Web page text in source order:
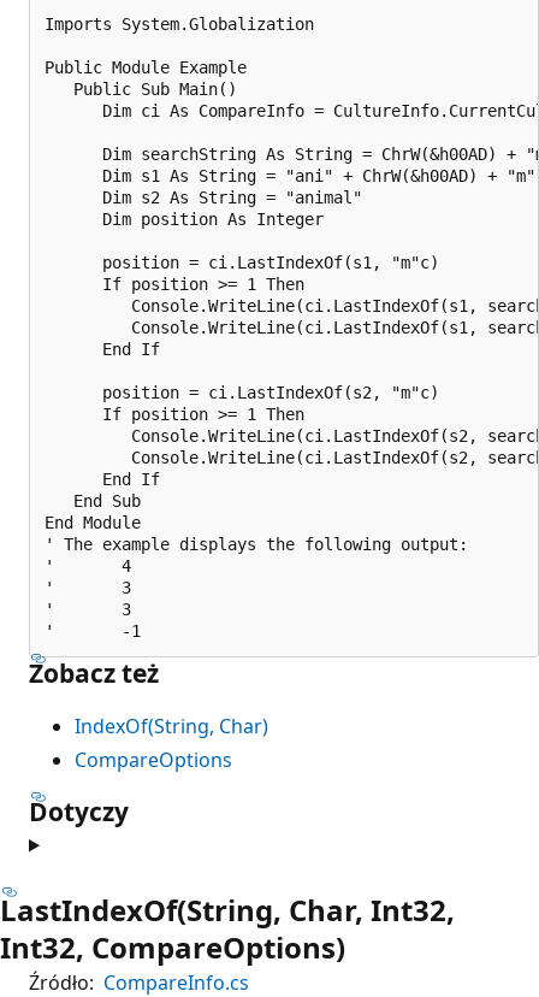
Imports System.Globalization
Public Module Example
   Public Sub Main()
Dim ci As CompareInfo =
Dim searchString As String = ChrW(&h00AD) +
Dim s1 As String = "ani" + ChrW(&h00AD) +
      Dim s2 As String = "animal"
      Dim position As Integer
      position = ci.LastIndexOf(s1, "m"c)
      If position >= 1 Then
Console.WriteLine(ci.LastIndexOf(s1,
Console.WriteLine(ci.LastIndexOf(s1,
      End If
      position = ci.LastIndexOf(s2, "m"c)
      If position >= 1 Then
Console.WriteLine(ci.LastIndexOf(s2,
Console.WriteLine(ci.LastIndexOf(s2,
      End If
   End Sub
End Module
' The example displays the following output:
'       4
'       3
'       3
Zobacz też
IndexOf(String, Char)
CompareOptions
Dotyczy
LastIndexOf(String, Char, Int32,
Int32, CompareOptions)
Źródło: CompareInfo.cs